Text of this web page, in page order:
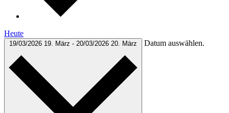
Heute
19/03/2026 19. März - 20/03/2026 20. März Datum auswählen.